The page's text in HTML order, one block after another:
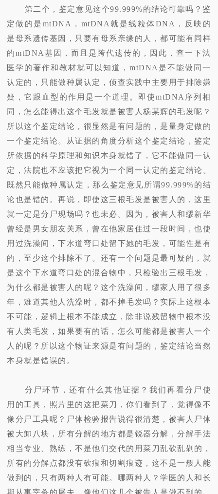
第二个，鉴定意见这个99.999%的结论可靠吗？鉴
定做的是mtDNA，mtDNA就是线粒体DNA，反映的
是母系遗传基因，只要有母系亲缘的人，都可能有同样
的mtDNA基因，而且是跨代遗传的，因此，查一下法
医学的著作和教材就可以知道，mtDNA是不能做同一
认定的，只能做种属认定，侦查实践中主要用于排除嫌
疑，它跟血型的作用是一个道理。即使mtDNA序列相
同，怎么能得出这个毛发就是被害人杨某辉的毛发呢？
所以这个鉴定结论，很显然是有问题的，是量身定做的
一个鉴定结论。从证据的角度分析这个鉴定结论，鉴定
所依据的科学原理和知识本身就错了，它不能做同一认
定，法院也不应该把它视为一个同一认定的鉴定结论。
既然只能做种属认定，那么鉴定意见所谓99.999%的结
论也是错的。再说，即使这三根毛发是被害人的，这里
就一定是分尸现场吗？也未必。因为，被害人和缪新华
曾经是男女朋友关系，曾在他家居住过一段时间，也使
用过洗澡间，下水道弯口处留下她的毛发，可能性是有
的，至少这个排除不了。还有一个问题是最可疑的，就
是这个下水道弯口处的混合物中，只检验出三根毛发，
为什么都是被害人的呢？这个洗澡间，缪家人用了很多
年，难道其他人洗澡时，都不掉毛发吗？实际上这根本
不可能，逻辑上根本不能成立，除非说残留物中根本没
有人类毛发，如果要有的话，怎么可能都是被害人一个
人的呢？所以这个物证来源是有问题的，鉴定结论当然
本身就是错误的。
分尸环节，还有什么其他证据？我们再看分尸使
用的工具，照片里的这把菜刀，你们看到了，觉得像不
像分尸工具呢？尸体检验报告说得很清楚，被害人尸体
被大卸八块，所有分解的地方都是锐器分解，分解手法
相当专业、熟练，不是他们交代的用菜刀乱砍乱剁的，
所有的分解点都没有砍痕和切割痕迹，这不是一般人能
做到的，只有两种人有可能。哪两种人？学医的人和长
期从事宰杀的屠夫。像他们这几个被告人是做不到的。